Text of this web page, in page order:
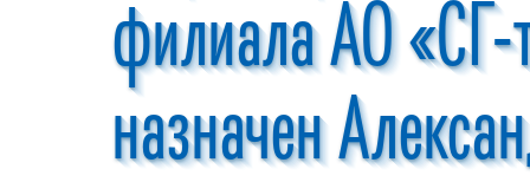
филиала АО «СГ-
назначен